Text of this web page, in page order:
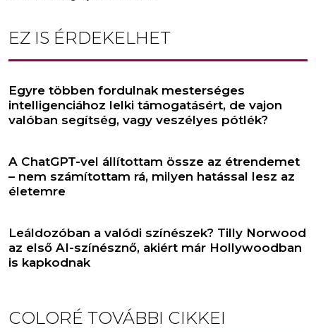
EZ IS ÉRDEKELHET
Egyre többen fordulnak mesterséges
intelligenciához lelki támogatásért, de vajon
valóban segítség, vagy veszélyes pótlék?
A ChatGPT-vel állítottam össze az étrendemet
– nem számítottam rá, milyen hatással lesz az
életemre
Leáldozóban a valódi színészek? Tilly Norwood
az első AI-színésznő, akiért már Hollywoodban
is kapkodnak
COLORÉ TOVÁBBI CIKKEI